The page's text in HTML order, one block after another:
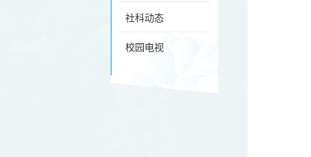
社科动态
校园电视